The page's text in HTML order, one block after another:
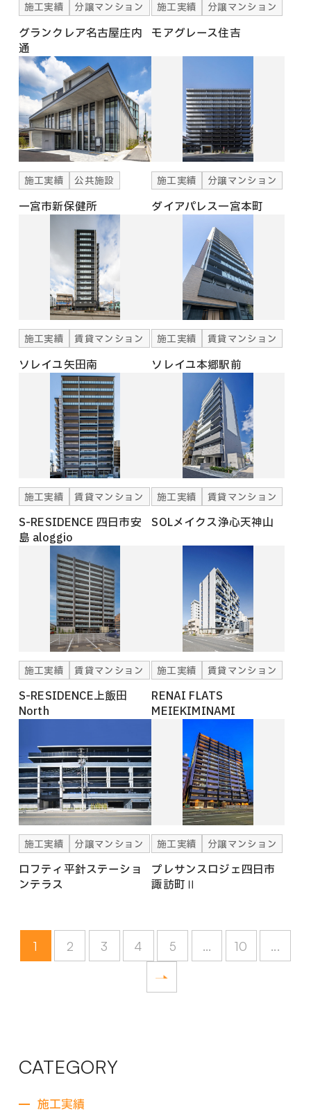
施工実績 分譲マンション
グランクレア名古屋庄内
通
施工実績 分譲マンション
モアグレース住吉
施工実績 公共施設
一宮市新保健所
施工実績 分譲マンション
ダイアパレス一宮本町
施工実績 賃貸マンション
ソレイユ矢田南
施工実績 賃貸マンション
ソレイユ本郷駅前
施工実績 賃貸マンション
S-RESIDENCE 四日市安
島 aloggio
施工実績 賃貸マンション
SOLメイクス浄心天神山
施工実績 賃貸マンション
S-RESIDENCE上飯田
North
施工実績 賃貸マンション
RENAI FLATS
MEIEKIMINAMI
施工実績 分譲マンション
ロフティ平針ステーショ
ンテラス
施工実績 分譲マンション
プレサンスロジェ四日市
諏訪町Ⅱ
1 2 3 4 5 ... 10 ...
CATEGORY
施工実績